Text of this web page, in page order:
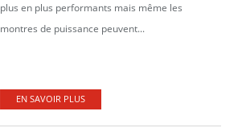
plus en plus performants mais même les
montres de puissance peuvent...
EN SAVOIR PLUS